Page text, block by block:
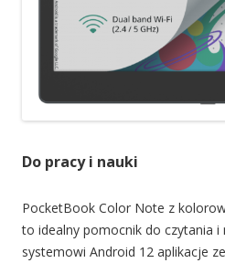
Do pracy i nauki
PocketBook Color Note z
to idealny pomocnik do czytania i
systemowi Android 12 aplikacje